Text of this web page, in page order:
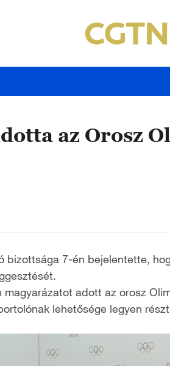
az Orosz
bizottsága 7-én bejelentette,
adott az orosz
lehetősége legyen